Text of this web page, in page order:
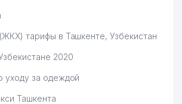
тарифы в Ташкенте, Узбекистан
2020
уходу за одеждой
Ташкента